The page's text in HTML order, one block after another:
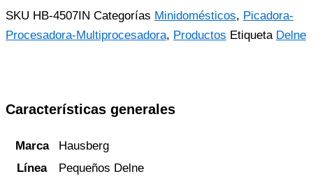
SKU HB-4507IN Categorías Minidomésticos, Picadora-
Procesadora-Multiprocesadora, Productos Etiqueta Delne
Características generales
Marca
Hausberg
Línea
Pequeños Delne